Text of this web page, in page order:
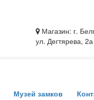
Магазин: г.
ул. Дегтярева,
Музей замков